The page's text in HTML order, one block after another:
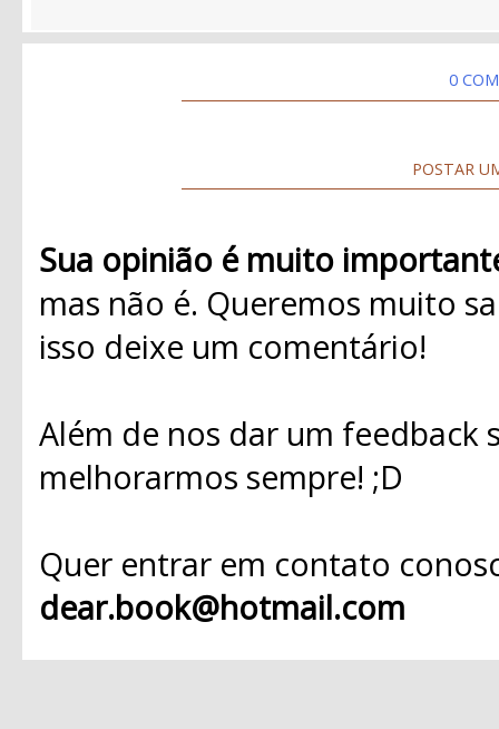
0
POSTAR
Sua opinião é muito
mas não é. Queremos muito
isso deixe um comentário!
Além de nos dar um
melhorarmos sempre! ;D
Quer entrar em contato
dear.book@hotmail.com